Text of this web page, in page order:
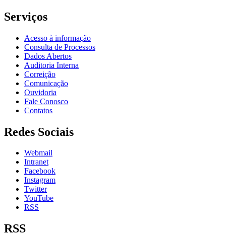
Serviços
Acesso à informação
Consulta de Processos
Dados Abertos
Auditoria Interna
Correição
Comunicação
Ouvidoria
Fale Conosco
Contatos
Redes Sociais
Webmail
Intranet
Facebook
Instagram
Twitter
YouTube
RSS
RSS